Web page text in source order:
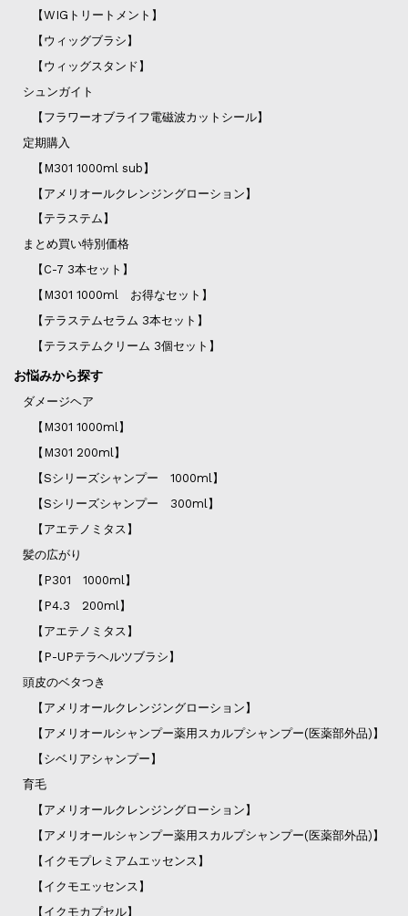
【WIGトリートメント】
【ウィッグブラシ】
【ウィッグスタンド】
シュンガイト
【フラワーオブライフ電磁波カットシール】
定期購入
【M301 1000ml sub】
【アメリオールクレンジングローション】
【テラステム】
まとめ買い特別価格
【C-7 3本セット】
【M301 1000ml お得なセット】
【テラステムセラム 3本セット】
【テラステムクリーム 3個セット】
お悩みから探す
ダメージヘア
【M301 1000ml】
【M301 200ml】
【Sシリーズシャンプー 1000ml】
【Sシリーズシャンプー 300ml】
【アエテノミタス】
髪の広がり
【P301 1000ml】
【P4.3 200ml】
【アエテノミタス】
【P-UPテラヘルツブラシ】
頭皮のベタつき
【アメリオールクレンジングローション】
【アメリオールシャンプー薬用スカルプシャンプー(医薬部外品)】
【シベリアシャンプー】
育毛
【アメリオールクレンジングローション】
【アメリオールシャンプー薬用スカルプシャンプー(医薬部外品)】
【イクモプレミアムエッセンス】
【イクモエッセンス】
【イクモカプセル】